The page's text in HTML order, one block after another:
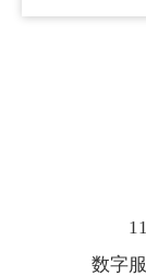
数字